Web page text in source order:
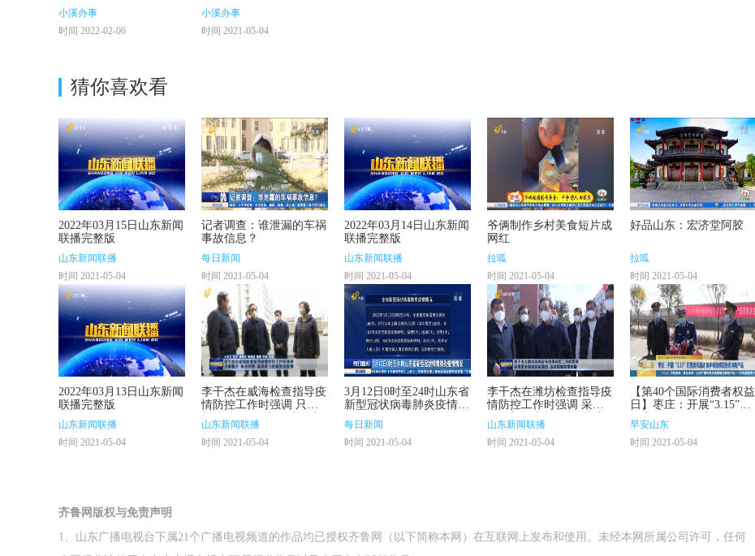
小溪办事
时间 2022-02-06
小溪办事
时间 2021-05-04
猜你喜欢看
2022年03月15日山东新闻
联播完整版
山东新闻联播
时间 2021-05-04
记者调查：谁泄漏的车祸
事故信息？
每日新闻
时间 2021-05-04
2022年03月14日山东新闻
联播完整版
山东新闻联播
时间 2021-05-04
爷俩制作乡村美食短片成
网红
拉呱
时间 2021-05-04
好品山东：宏济堂阿胶
拉呱
时间 2021-05-04
2022年03月13日山东新闻
联播完整版
山东新闻联播
时间 2021-05-04
李干杰在威海检查指导疫
情防控工作时强调 只争
朝夕 争分夺秒 坚决有力
控制突发疫情
山东新闻联播
时间 2021-05-04
3月12日0时至24时山东省
新型冠状病毒肺炎疫情情
况
每日新闻
时间 2021-05-04
李干杰在潍坊检查指导疫
情防控工作时强调 采取
更多新招实招硬招 迅速
控制疫情传播
山东新闻联播
时间 2021-05-04
【第40个国际消费者权益
日】枣庄：开展“3.15”打
假宣传活动 集中销毁假
冒伪劣消防产品
早安山东
时间 2021-05-04
齐鲁网版权与免责声明
1、山东广播电视台下属21个广播电视频道的作品均已授权齐鲁网（以下简称本网）在互联网上发布和使用。未经本网所属公司许可，任何